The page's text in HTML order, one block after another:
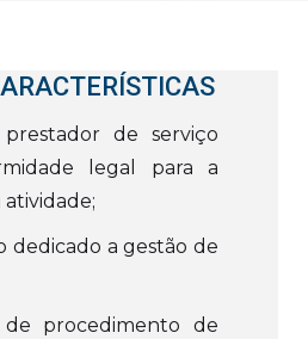
de serviço
legal para a
dedicado a gestão de
de procedimento de